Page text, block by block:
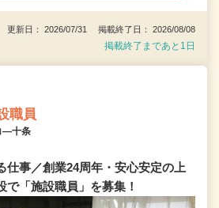
更新日： 2026/07/31 掲載終了日： 2026/08/08
掲載終了まであと1日
職員
―十条
仕事／創業24周年・安心安定の上
で「施設職員」を募集！